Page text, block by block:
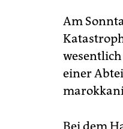
Am
wesentlich
einer
Bei dem